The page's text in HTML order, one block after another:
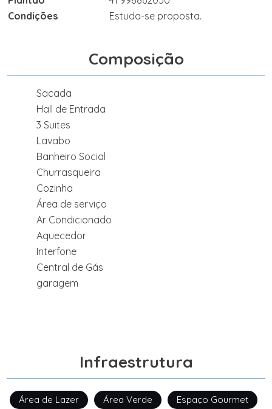
Condições
Estuda-se proposta.
Composição
Sacada
Hall de Entrada
3 Suites
Lavabo
Banheiro Social
Churrasqueira
Cozinha
Área de serviço
Ar Condicionado
Aquecedor
Interfone
Central de Gás
garagem
Infraestrutura
Área de Lazer Área Verde Espaço Gourmet